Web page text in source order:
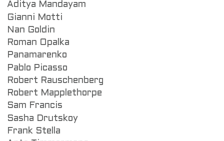
Aditya Mandayam
Gianni Motti
Nan Goldin
Roman Opalka
Panamarenko
Pablo Picasso
Robert Rauschenberg
Robert Mapplethorpe
Sam Francis
Sasha Drutskoy
Frank Stella